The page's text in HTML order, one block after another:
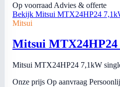
Op voorraad Advies & offerte
Bekijk Mitsui MTX24HP24
Mitsui
Mitsui MTX24HP24
Mitsui MTX24HP24 7,1kW
Onze prijs Op aanvraag